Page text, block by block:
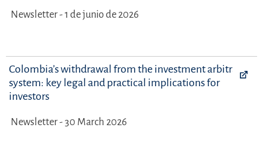
Newsletter - 1 de junio de 2026
Colombia’s withdrawal from the investment arbitration
system: key legal and practical implications for
investors
Newsletter - 30 March 2026